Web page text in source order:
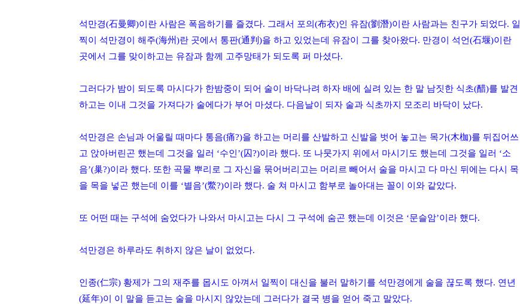
석만경(石曼卿)이란 사람은 폭음하기를 즐겼다. 그래서 포의(布衣)인 유잠(劉潛)이란 사람과는 친구가 되었다. 일
찍이 석만경이 해주(海州)란 곳에서 통판(通判)을 하고 있었는데 유잠이 그를 찾아왔다. 만경이 석언(石堰)이란
곳에서 그를 맞이하고는 유잠과 함께 고주망태가 되도록 퍼 마셨다.
그러다가 밤이 되도록 마시다가 한밤중이 되어 술이 바닥나려 하자 배에 실려 있는 한 말 남짓한 식초(醋)를 발견
하고는 이내 그것을 가져다가 술에다가 부어 마셨다. 다음날이 되자 술과 식초까지 모조리 바닥이 났다.
석만경은 손님과 어울릴 때마다 통음(痛?)을 하고는 머리를 산발하고 신발을 벗어 놓고는 목가(木枷)를 뒤집어쓰
고 앉아버린곤 했는데 그것을 일러 ‘수인’(囚?)이라 했다. 또 나뭇가지 위에서 마시기도 했는데 그것을 일러 ‘소
음’(巢?)이라 했다. 또한 곡물 뿌리로 그 자신을 묶어버리고는 머리르 빼어서 술을 마시고 다 마신 뒤에는 다시 목
을 목을 넣곤 했는데 이를 ‘별음’(鱉?)이라 했다. 술 쳐 마시고 함부로 놀아대는 꼴이 이와 같았다.
또 어떤 때는 구석에 숨었다가 나와서 마시고는 다시 그 구석에 숨곤 했는데 이것은 ‘문슬암’이라 했다.
석만경은 하루라도 취하지 않은 날이 없었다.
인종(仁宗) 황제가 그의 재주를 몹시도 아껴서 일찍이 대신을 불러 말하기를 석만경에게 술을 끊도록 했다. 연년
(延年)이 이 말을 듣고는 술을 마시지 않았는데 그러다가 결국 병을 얻어 죽고 말았다.